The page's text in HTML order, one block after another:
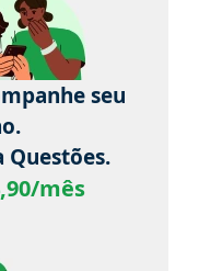
seu
Questões.
mês